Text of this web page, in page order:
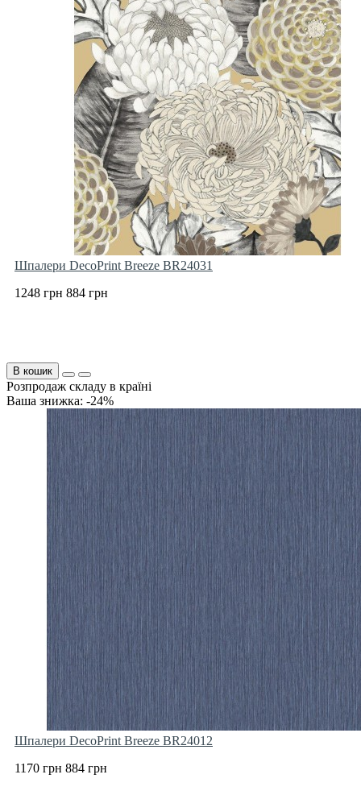
Шпалери DecoPrint Breeze BR24031
1248 грн 884 грн
В кошик
Розпродаж складу в країні
Ваша знижка: -24%
Шпалери DecoPrint Breeze BR24012
1170 грн 884 грн